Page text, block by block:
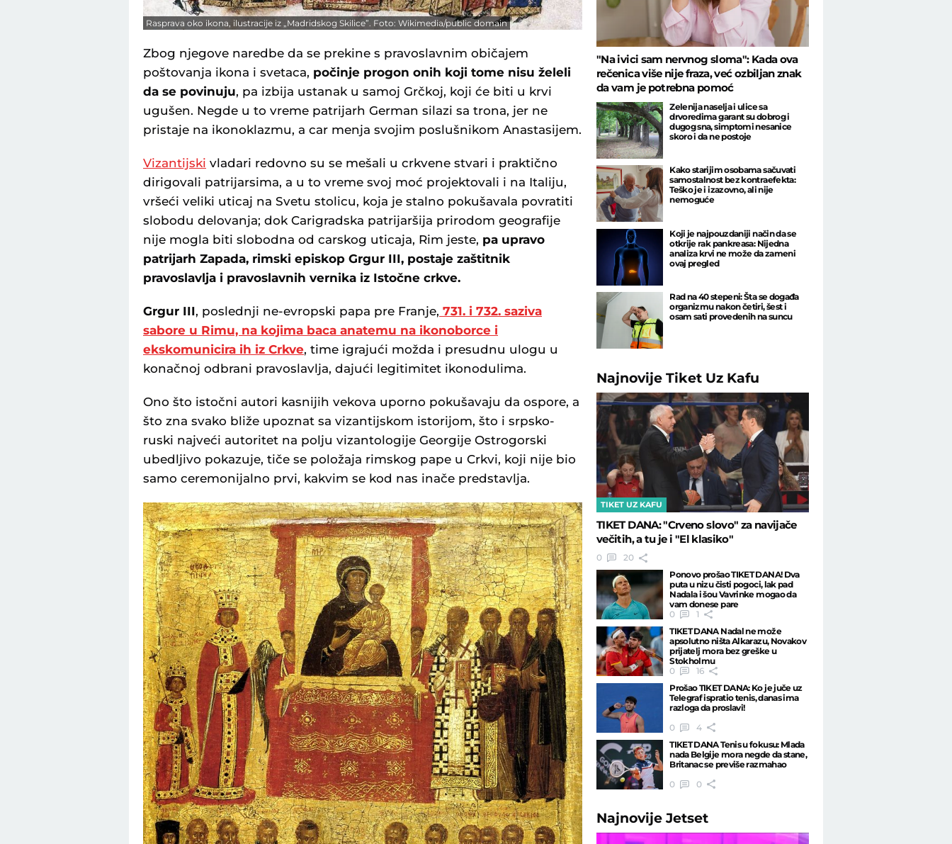
Rasprava oko ikona, ilustracije iz „Madridskog Skilice”. Foto: Wikimedia/public domain
Zbog njegove naredbe da se prekine s pravoslavnim običajem
poštovanja ikona i svetaca, počinje progon onih koji tome nisu želeli
da se povinuju, pa izbija ustanak u samoj Grčkoj, koji će biti u krvi
ugušen. Negde u to vreme patrijarh German silazi sa trona, jer ne
pristaje na ikonoklazmu, a car menja svojim poslušnikom Anastasijem.
Vizantijski vladari redovno su se mešali u crkvene stvari i praktično
dirigovali patrijarsima, a u to vreme svoj moć projektovali i na Italiju,
vršeći veliki uticaj na Svetu stolicu, koja je stalno pokušavala povratiti
slobodu delovanja; dok Carigradska patrijaršija prirodom geografije
nije mogla biti slobodna od carskog uticaja, Rim jeste, pa upravo
patrijarh Zapada, rimski episkop Grgur III, postaje zaštitnik
pravoslavlja i pravoslavnih vernika iz Istočne crkve.
Grgur III, poslednji ne-evropski papa pre Franje, 731. i 732. saziva
sabore u Rimu, na kojima baca anatemu na ikonoborce i
ekskomunicira ih iz Crkve, time igrajući možda i presudnu ulogu u
konačnoj odbrani pravoslavlja, dajući legitimitet ikonodulima.
Ono što istočni autori kasnijih vekova uporno pokušavaju da ospore, a
što zna svako bliže upoznat sa vizantijskom istorijom, što i srpsko-
ruski najveći autoritet na polju vizantologije Georgije Ostrogorski
ubedljivo pokazuje, tiče se položaja rimskog pape u Crkvi, koji nije bio
samo ceremonijalno prvi, kakvim se kod nas inače predstavlja.
"Na ivici sam nervnog sloma": Kada ova
rečenica više nije fraza, već ozbiljan znak
da vam je potrebna pomoć
Zelenija naselja i ulice sa
drvoredima garant su dobrog i
dugog sna, simptomi nesanice
skoro i da ne postoje
Kako starijim osobama sačuvati
samostalnost bez kontraefekta:
Teško je i izazovno, ali nije
nemoguće
Koji je najpouzdaniji način da se
otkrije rak pankreasa: Nijedna
analiza krvi ne može da zameni
ovaj pregled
Rad na 40 stepeni: Šta se događa
organizmu nakon četiri, šest i
osam sati provedenih na suncu
NajnovijeTiket Uz Kafu
TIKET UZ KAFU
TIKET DANA: "Crveno slovo" za navijače
večitih, a tu je i "El klasiko"
0
20
Ponovo prošao TIKET DANA! Dva
puta u nizu čisti pogoci, lak pad
Nadala i šou Vavrinke mogao da
vam donese pare
0
1
TIKET DANA Nadal ne može
apsolutno ništa Alkarazu, Novakov
prijatelj mora bez greške u
Stokholmu
0
16
Prošao TIKET DANA: Ko je juče uz
Telegraf ispratio tenis, danas ima
razloga da proslavi!
0
4
TIKET DANA Tenis u fokusu: Mlada
nada Belgije mora negde da stane,
Britanac se previše razmahao
0
0
NajnovijeJetset